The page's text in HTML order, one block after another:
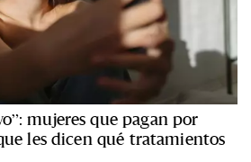
mujeres que pagan por
les dicen qué tratamientos